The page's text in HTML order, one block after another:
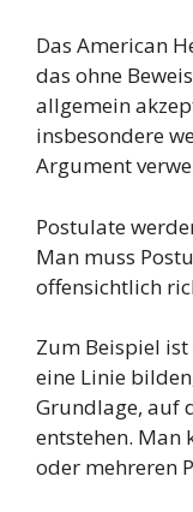
Das American
das ohne
allgemein
insbesondere
Argument
Postulate
Man muss
offensichtlich
Zum Beispiel ist
eine Linie
Grundlage, auf
entstehen. Man
oder mehreren